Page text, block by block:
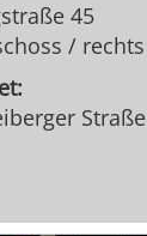
45
/ rechts
Straße